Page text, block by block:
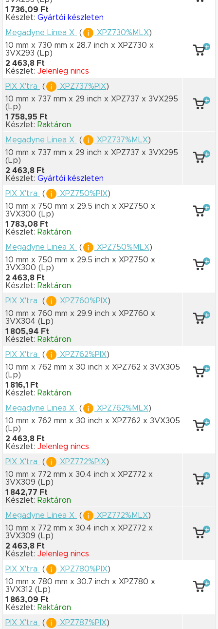
1 736,09 Ft
Készlet: Gyártói készleten
Megadyne Linea X
( XPZ730%MLX)
10 mm x 730 mm x 28.7 inch x XPZ730 x
3VX293 (Lp)
2 463,8 Ft
Készlet: Jelenleg nincs
PIX X'tra
( XPZ737%PIX)
10 mm x 737 mm x 29 inch x XPZ737 x 3VX295
(Lp)
1 758,95 Ft
Készlet: Raktáron
Megadyne Linea X
( XPZ737%MLX)
10 mm x 737 mm x 29 inch x XPZ737 x 3VX295
(Lp)
2 463,8 Ft
Készlet: Gyártói készleten
PIX X'tra
( XPZ750%PIX)
10 mm x 750 mm x 29.5 inch x XPZ750 x
3VX300 (Lp)
1 783,08 Ft
Készlet: Raktáron
Megadyne Linea X
( XPZ750%MLX)
10 mm x 750 mm x 29.5 inch x XPZ750 x
3VX300 (Lp)
2 463,8 Ft
Készlet: Raktáron
PIX X'tra
( XPZ760%PIX)
10 mm x 760 mm x 29.9 inch x XPZ760 x
3VX304 (Lp)
1 805,94 Ft
Készlet: Raktáron
PIX X'tra
( XPZ762%PIX)
10 mm x 762 mm x 30 inch x XPZ762 x 3VX305
(Lp)
1 816,1 Ft
Készlet: Raktáron
Megadyne Linea X
( XPZ762%MLX)
10 mm x 762 mm x 30 inch x XPZ762 x 3VX305
(Lp)
2 463,8 Ft
Készlet: Jelenleg nincs
PIX X'tra
( XPZ772%PIX)
10 mm x 772 mm x 30.4 inch x XPZ772 x
3VX309 (Lp)
1 842,77 Ft
Készlet: Raktáron
Megadyne Linea X
( XPZ772%MLX)
10 mm x 772 mm x 30.4 inch x XPZ772 x
3VX309 (Lp)
2 463,8 Ft
Készlet: Jelenleg nincs
PIX X'tra
( XPZ780%PIX)
10 mm x 780 mm x 30.7 inch x XPZ780 x
3VX312 (Lp)
1 863,09 Ft
Készlet: Raktáron
PIX X'tra
( XPZ787%PIX)